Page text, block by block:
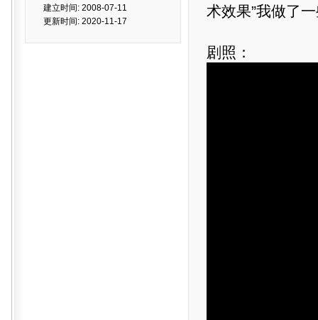
建立时间: 2008-07-11
更新时间: 2020-11-17
术效果”我做了
剧照：